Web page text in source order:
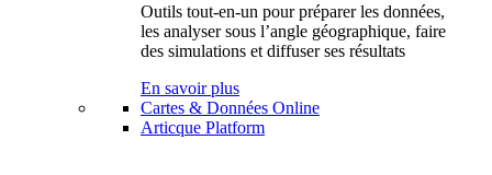
Outils tout-en-un pour préparer les données,
les analyser sous l’angle géographique, faire
des simulations et diffuser ses résultats
En savoir plus
Cartes & Données Online
Articque Platform